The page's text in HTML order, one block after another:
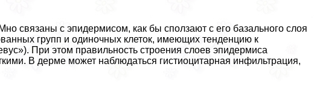
связаны с эпидермисом, как бы сползают с его базального слоя
групп и одиночных клеток, имеющих тенденцию к
При этом правильность строения слоев эпидермиса
В дерме может наблюдаться гистиоцитарная инфильтрация,